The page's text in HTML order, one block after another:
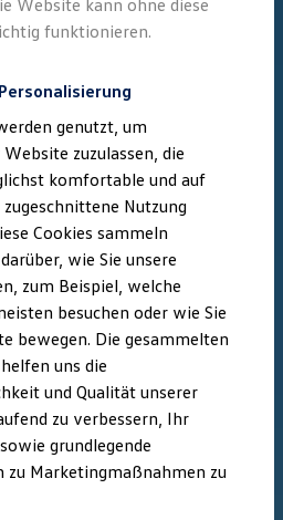
für Gebrauchtwagen
Garantien
für Nutzfahrzeuge
Pflege & Inspektion
anfragen
bei Volkswagen Nutzfahrzeuge
Service
Website kann ohne diese
funktionieren.
genutzt, um
zuzulassen, die
komfortable und auf
Nutzung
Cookies sammeln
wie Sie unsere
zum Beispiel, welche
besuchen oder wie Sie
bewegen. Die gesammelten
uns die
und Qualität unserer
zu verbessern, Ihr
grundlegende
zu Marketingmaßnahmen zu